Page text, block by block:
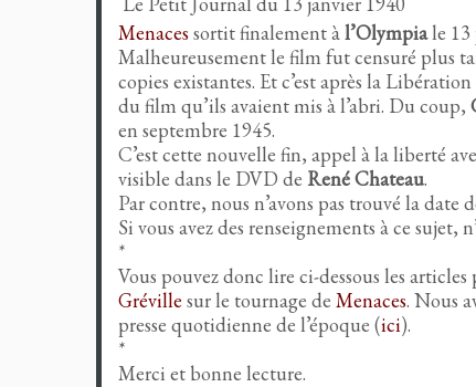
Menaces sortit finalement àl’Olympiale 13
Malheureusement le film fut censuré plus
copies existantes. Et c’est après la
du film qu’ils avaient mis à l’abri. Du coup,
en septembre 1945.
C’est cette nouvelle fin, appel à la liberté
visible dans le DVD de René Chateau.
Par contre, nous n’avons pas trouvé la date
Si vous avez des renseignements à ce sujet,
*
Vous pouvez donc lire ci-dessous les articles
Gréville sur le tournage de Menaces. Nous
presse quotidienne de l’époque (ici).
*
Merci et bonne lecture.